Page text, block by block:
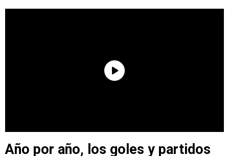
Año por año, los goles y partidos